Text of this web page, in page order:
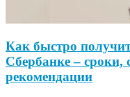
Как быстро
Сбербанке – сроки,
рекомендации